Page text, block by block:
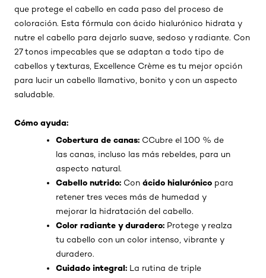
que protege el cabello en cada paso del proceso de
coloración. Esta fórmula con ácido hialurónico hidrata y
nutre el cabello para dejarlo suave, sedoso y radiante. Con
27 tonos impecables que se adaptan a todo tipo de
cabellos y texturas, Excellence Crème es tu mejor opción
para lucir un cabello llamativo, bonito y con un aspecto
saludable.
Cómo ayuda:
Cobertura de canas: CCubre el 100 % de
las canas, incluso las más rebeldes, para un
aspecto natural.
Cabello nutrido: Con ácido hialurónico para
retener tres veces más de humedad y
mejorar la hidratación del cabello.
Color radiante y duradero: Protege y realza
tu cabello con un color intenso, vibrante y
duradero.
Cuidado integral: La rutina de triple